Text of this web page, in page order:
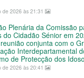
de 2026 às 21:31
Plenária da Comissão
do Cidadão Sénior em
conjunta com o
Interdepartamental
de Protecção dos
de 2026 às 20:41